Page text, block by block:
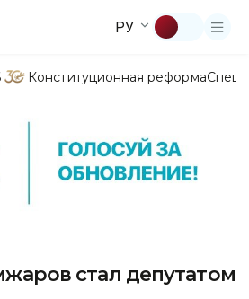
РУ
Конституционная реформа
стал депутатом